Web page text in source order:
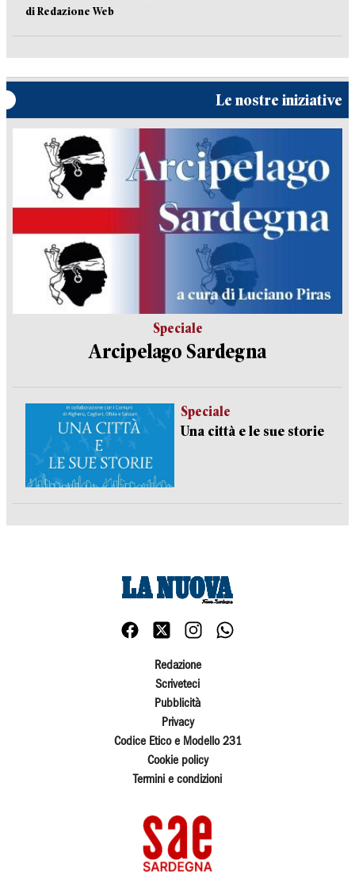
di Redazione Web
Le nostre iniziative
Speciale
Arcipelago Sardegna
Speciale
Una città e le sue storie
Redazione
Scriveteci
Pubblicità
Privacy
Codice Etico e Modello 231
Cookie policy
Termini e condizioni